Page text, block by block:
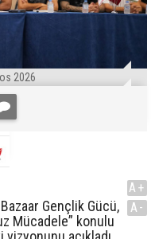
2026
Gençlik Gücü,
Mücadele” konulu
A+
A-